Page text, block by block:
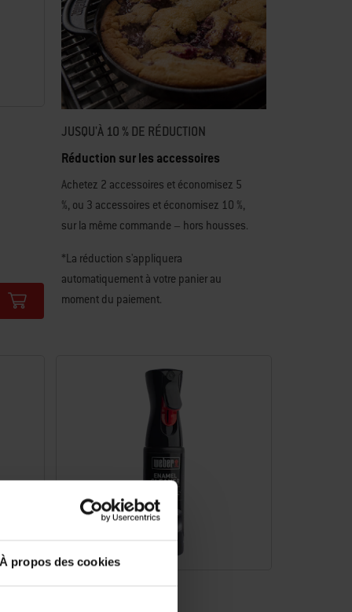
À propos des cookies
JUSQU'À 10 % DE RÉDUCTION
Réduction sur les accessoires
Achetez 2 accessoires et économisez 5
%, ou 3 accessoires et économisez 10 %,
sur la même commande – hors housses.
*La réduction s'appliquera
automatiquement à votre panier au
moment du paiement.
Nettoyant pour émail